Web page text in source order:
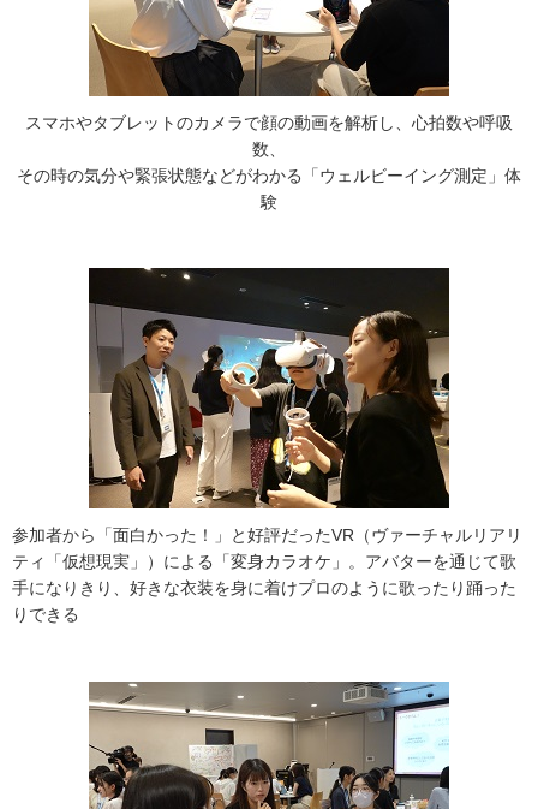
スマホやタブレットのカメラで顔の動画を解析し、心拍数や呼吸
数、
その時の気分や緊張状態などがわかる「ウェルビーイング測定」体
験
参加者から「面白かった！」と好評だったVR（ヴァーチャルリアリ
ティ「仮想現実」）による「変身カラオケ」。アバターを通じて歌
手になりきり、好きな衣装を身に着けプロのように歌ったり踊った
りできる